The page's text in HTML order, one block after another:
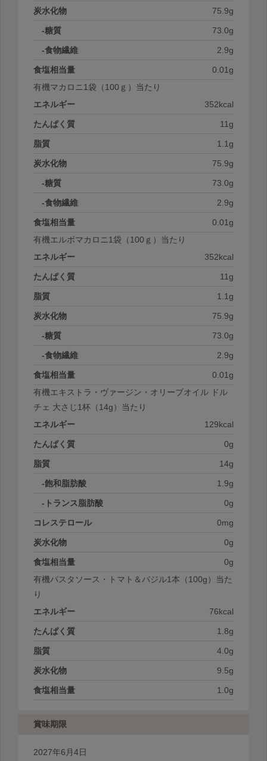
炭水化物 75.9g
-糖質 73.0g
-食物繊維 2.9g
食塩相当量
0.01g
有機マカロニ1袋 （100ｇ）当たり
エネルギー
352kcal
たんぱく質 11g
脂質 1.1g
炭水化物 75.9g
-糖質 73.0g
-食物繊維 2.9g
食塩相当量
0.01g
有機エルボマカロニ1袋 （100ｇ）当たり
エネルギー
352kcal
たんぱく質 11g
脂質 1.1g
炭水化物 75.9g
-糖質 73.0g
-食物繊維 2.9g
食塩相当量
0.01g
有機エキストラ・ヴァージン・オリーブオイル ドル
チェ 大さじ1杯（14g）当たり
エネルギー
129kcal
たんぱく質 0g
脂質 14g
-飽和脂肪酸 1.9g
-トランス脂肪酸 0g
コレステロール 0mg
炭水化物 0g
食塩相当量
0g
有機パスタソース・トマト＆バジル1本 （100g）当た
り
エネルギー
76kcal
たんぱく質 1.8g
脂質 4.0g
炭水化物 9.5g
食塩相当量 1.0g
賞味期限
2027年6月4日